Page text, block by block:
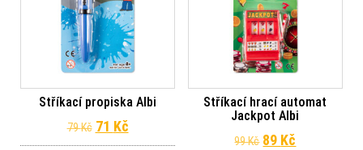
Stříkací propiska Albi
79Kč Původní cena byla: 79 Kč.
71 KčAktuální cena je: 71 Kč.
Stříkací hrací automat
Jackpot Albi
99Kč Původní cena
89 Kč